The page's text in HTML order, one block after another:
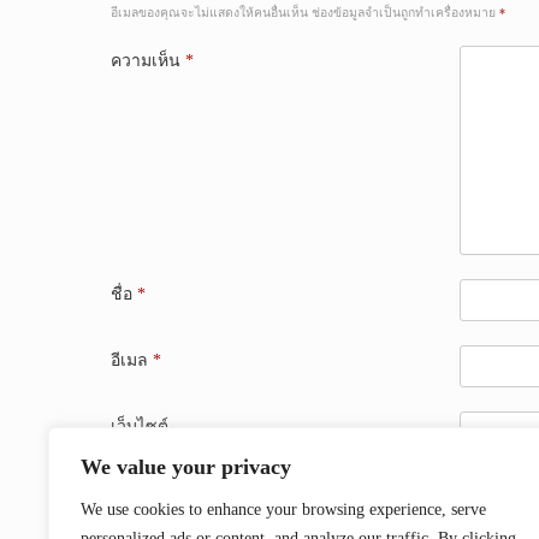
We value your privacy
We use cookies to enhance your browsing experience, serve
อีเมลของคุณจะไม่แสดงให้คนอื่นเห็น ช่องข้อมูลจำเป็นถูกทำเครื่องหมาย *
ความเห็น *
ชื่อ *
อีเมล *
เว็บไซต์
บันทึกชื่อ, อีเมล และชื่อเว็บไซต์ของฉันบนเบราว์เซอร์